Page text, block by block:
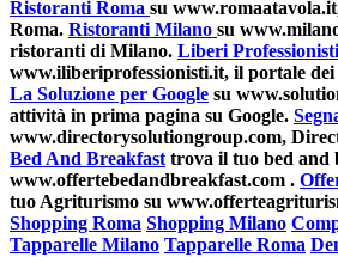
Ristoranti Roma su
Roma. Ristoranti Milano su
ristoranti di Milano. Liberi
www.iliberiprofessionisti.it, il portale
La Soluzione per Google su
attività in prima pagina su Google.
www.directorysolutiongroup.com,
Bed And Breakfasttrova il tuo bed and
www.offertebedandbreakfast.com .
tuo Agriturismo su
Shopping Roma Shopping Milano
Tapparelle Milano Tapparelle Roma